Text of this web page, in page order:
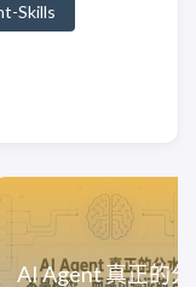
Skills
AI Agent 真正的